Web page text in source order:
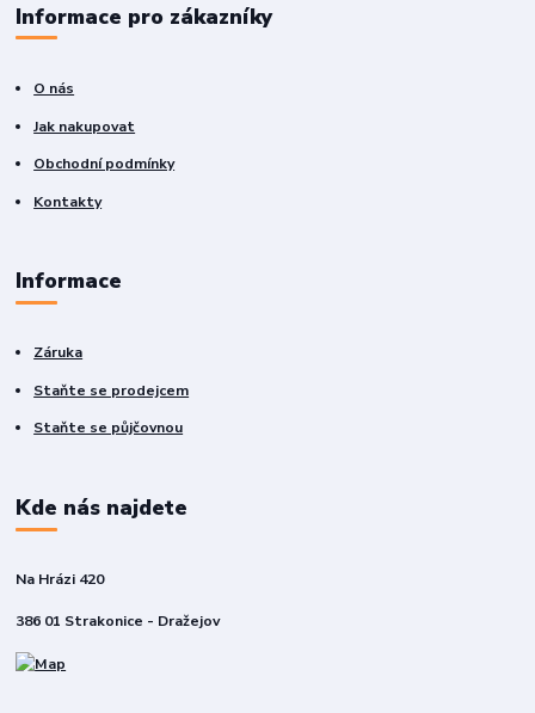
Informace pro zákazníky
O nás
Jak nakupovat
Obchodní podmínky
Kontakty
Informace
Záruka
Staňte se prodejcem
Staňte se půjčovnou
Kde nás najdete
Na Hrázi 420
386 01 Strakonice - Dražejov